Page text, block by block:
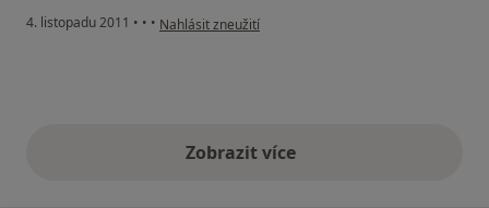
4. listopadu 2011 • • • podle názoru uživatele Pacient
Nahlásit zneužití
Zobrazit vícevýše uvedené názory